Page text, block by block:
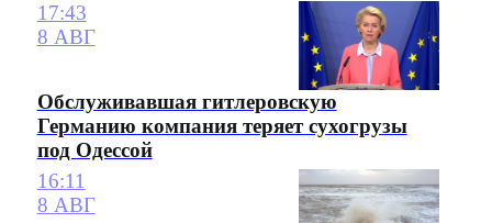
17:43
8 АВГ
Обслуживавшая гитлеровскую
Германию компания теряет сухогрузы
под Одессой
16:11
8 АВГ